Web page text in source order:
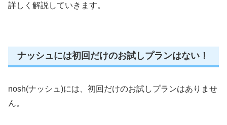
詳しく解説していきます。
ナッシュには初回だけのお試しプランはない！
nosh(ナッシュ)には、初回だけのお試しプランはありませ
ん。